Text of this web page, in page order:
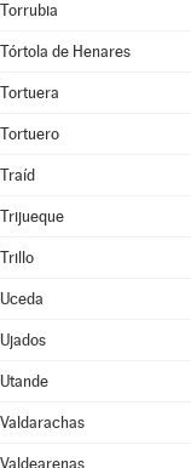
Torrubia
Tórtola de Henares
Tortuera
Tortuero
Traíd
Trijueque
Trillo
Uceda
Ujados
Utande
Valdarachas
Valdearenas